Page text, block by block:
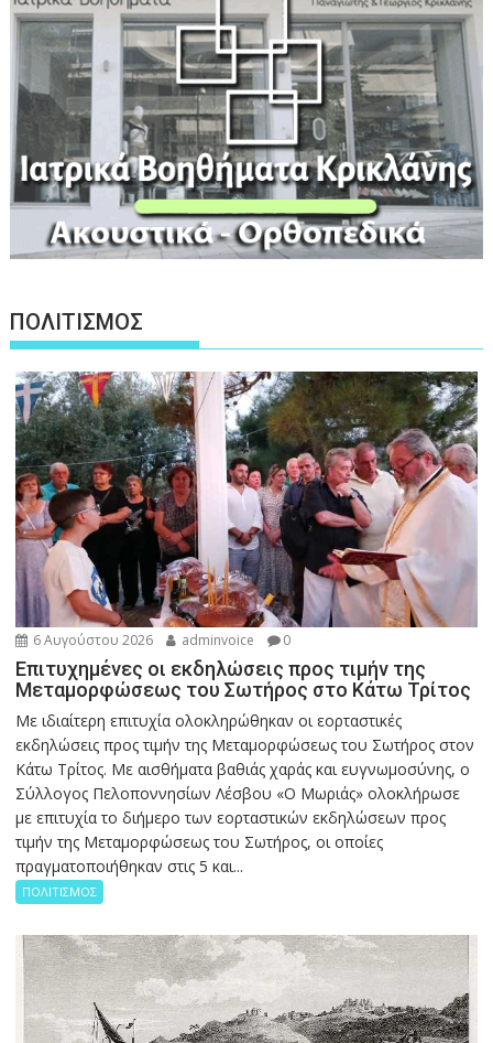
ΠΟΛΙΤΙΣΜΟΣ
6 Αυγούστου 2026 adminvoice 0
Επιτυχημένες οι εκδηλώσεις προς τιμήν της
Μεταμορφώσεως του Σωτήρος στο Κάτω Τρίτος
Με ιδιαίτερη επιτυχία ολοκληρώθηκαν οι εορταστικές
εκδηλώσεις προς τιμήν της Μεταμορφώσεως του Σωτήρος στον
Κάτω Τρίτος. Με αισθήματα βαθιάς χαράς και ευγνωμοσύνης, ο
Σύλλογος Πελοποννησίων Λέσβου «Ο Μωριάς» ολοκλήρωσε
με επιτυχία το διήμερο των εορταστικών εκδηλώσεων προς
τιμήν της Μεταμορφώσεως του Σωτήρος, οι οποίες
πραγματοποιήθηκαν στις 5 και...
ΠΟΛΙΤΙΣΜΟΣ